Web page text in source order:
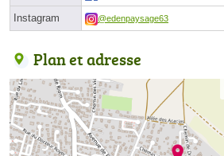
Instagram @edenpaysage63
Plan et adresse